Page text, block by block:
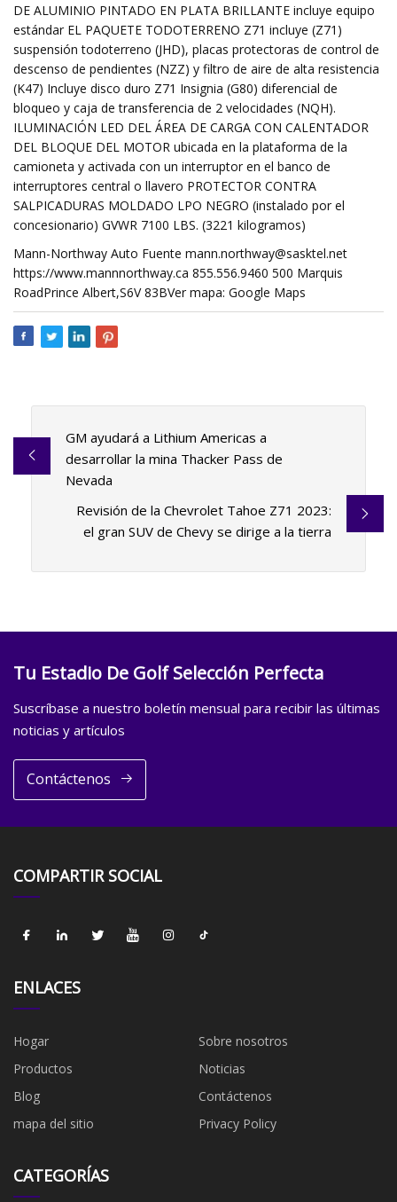
DE ALUMINIO PINTADO EN PLATA BRILLANTE incluye equipo
estándar EL PAQUETE TODOTERRENO Z71 incluye (Z71)
suspensión todoterreno (JHD), placas protectoras de control de
descenso de pendientes (NZZ) y filtro de aire de alta resistencia
(K47) Incluye disco duro Z71 Insignia (G80) diferencial de
bloqueo y caja de transferencia de 2 velocidades (NQH).
ILUMINACIÓN LED DEL ÁREA DE CARGA CON CALENTADOR
DEL BLOQUE DEL MOTOR ubicada en la plataforma de la
camioneta y activada con un interruptor en el banco de
interruptores central o llavero PROTECTOR CONTRA
SALPICADURAS MOLDADO LPO NEGRO (instalado por el
concesionario) GVWR 7100 LBS. (3221 kilogramos)
Mann-Northway Auto Fuente mann.northway@sasktel.net
https://www.mannnorthway.ca 855.556.9460 500 Marquis
RoadPrince Albert,S6V 83BVer mapa: Google Maps
GM ayudará a Lithium Americas a
desarrollar la mina Thacker Pass de
Nevada
Revisión de la Chevrolet Tahoe Z71 2023:
el gran SUV de Chevy se dirige a la tierra
Tu Estadio De Golf Selección Perfecta
Suscríbase a nuestro boletín mensual para recibir las últimas
noticias y artículos
Contáctenos
COMPARTIR SOCIAL
ENLACES
Hogar
Sobre nosotros
Productos
Noticias
Blog
Contáctenos
mapa del sitio
Privacy Policy
CATEGORÍAS